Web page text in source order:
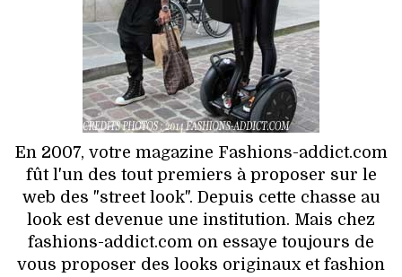
MAISON
AUTO
LIEUX TENDANCES
BEAUTÉ
MODE DE RUE
JEUNES CRÉATEURS
En 2007, votre magazine Fashions-addict.com
fût l'un des tout premiers à proposer sur le
web des "street look". Depuis cette chasse au
look est devenue une institution. Mais chez
fashions-addict.com on essaye toujours de
vous proposer des looks originaux et fashion